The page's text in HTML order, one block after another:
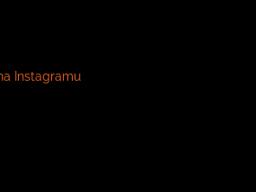
Instagramu